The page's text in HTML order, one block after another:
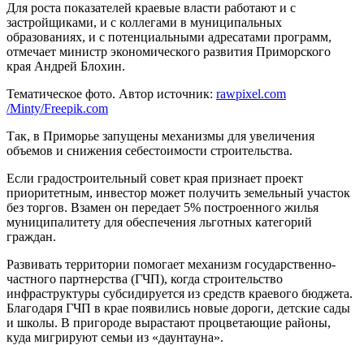
Для роста показателей краевые власти работают и с
застройщиками, и с коллегами в муниципальных
образованиях, и с потенциальными адресатами программ,
отмечает министр экономического развития Приморского
края Андрей Блохин.
Тематическое фото. Автор источник: rawpixel.com
/Minty/Freepik.com
Так, в Приморье запущены механизмы для увеличения
объемов и снижения себестоимости строительства.
Если градостроительный совет края признает проект
приоритетным, инвестор может получить земельный участок
без торгов. Взамен он передает 5% построенного жилья
муниципалитету для обеспечения льготных категорий
граждан.
Развивать территории помогает механизм государственно-
частного партнерства (ГЧП), когда строительство
инфраструктуры субсидируется из средств краевого бюджета.
Благодаря ГЧП в крае появились новые дороги, детские сады
и школы. В пригороде вырастают процветающие районы,
куда мигрируют семьи из «даунтауна».